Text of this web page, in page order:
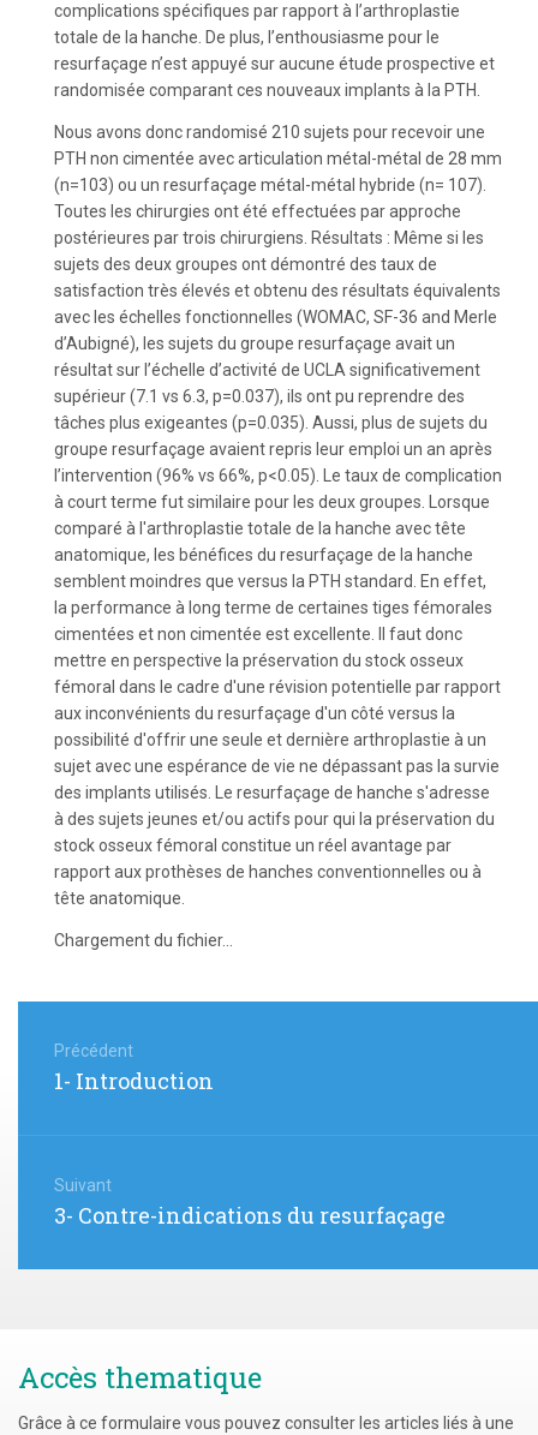
complications spécifiques par rapport à l’arthroplastie
totale de la hanche. De plus, l’enthousiasme pour le
resurfaçage n’est appuyé sur aucune étude prospective et
randomisée comparant ces nouveaux implants à la PTH.
Nous avons donc randomisé 210 sujets pour recevoir une
PTH non cimentée avec articulation métal-métal de 28 mm
(n=103) ou un resurfaçage métal-métal hybride (n= 107).
Toutes les chirurgies ont été effectuées par approche
postérieures par trois chirurgiens. Résultats : Même si les
sujets des deux groupes ont démontré des taux de
satisfaction très élevés et obtenu des résultats équivalents
avec les échelles fonctionnelles (WOMAC, SF-36 and Merle
d’Aubigné), les sujets du groupe resurfaçage avait un
résultat sur l’échelle d’activité de UCLA significativement
supérieur (7.1 vs 6.3, p=0.037), ils ont pu reprendre des
tâches plus exigeantes (p=0.035). Aussi, plus de sujets du
groupe resurfaçage avaient repris leur emploi un an après
l’intervention (96% vs 66%, p<0.05). Le taux de complication
à court terme fut similaire pour les deux groupes. Lorsque
comparé à l'arthroplastie totale de la hanche avec tête
anatomique, les bénéfices du resurfaçage de la hanche
semblent moindres que versus la PTH standard. En effet,
la performance à long terme de certaines tiges fémorales
cimentées et non cimentée est excellente. Il faut donc
mettre en perspective la préservation du stock osseux
fémoral dans le cadre d'une révision potentielle par rapport
aux inconvénients du resurfaçage d'un côté versus la
possibilité d'offrir une seule et dernière arthroplastie à un
sujet avec une espérance de vie ne dépassant pas la survie
des implants utilisés. Le resurfaçage de hanche s'adresse
à des sujets jeunes et/ou actifs pour qui la préservation du
stock osseux fémoral constitue un réel avantage par
rapport aux prothèses de hanches conventionnelles ou à
tête anatomique.
Chargement du fichier...
dePrécédent
Article
1- Introduction
Suivant
Article
3- Contre-indications du resurfaçage
Accès thematique
Grâce à ce formulaire vous pouvez consulter les articles liés à une